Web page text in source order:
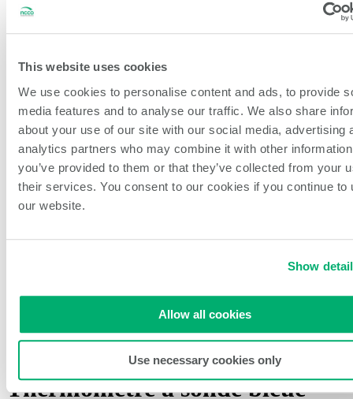
This website uses cookies
We use cookies to personalise content and ads, to provide
media features and to analyse our traffic. We also share
about your use of our site with our social media, advertising
analytics partners who may combine it with other
you’ve provided to them or that they’ve collected from your
their services. You consent to our cookies if you continue to
our website.
Show
Allow all cookies
Use necessary cookies only
Hôtels
Prestataires de services de restauration contractuelle
Cuisines fantômes
À propos de NCCO Intl.
Histoire de l'entreprise
Durabilité
Notre équipe
Carrières
Commentaires & Nouvelles Idées
Blog
Accueil / Tous les produits / Thermomètre à sonde bleue
Thermomètre à sonde bleue